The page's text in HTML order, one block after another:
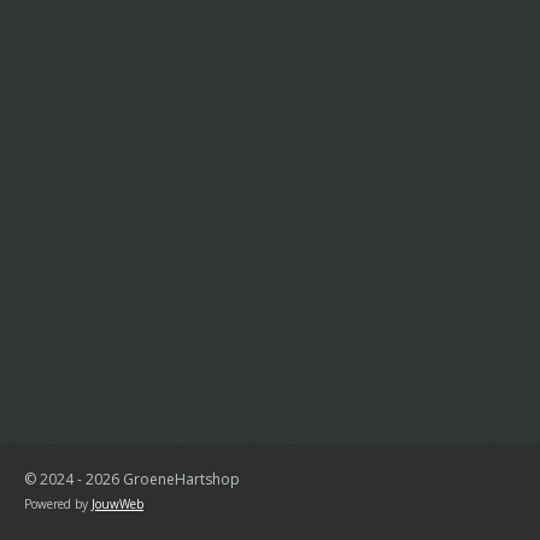
© 2024 - 2026 GroeneHartshop
Powered by JouwWeb